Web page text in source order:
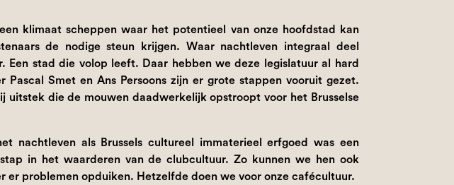
klimaat scheppen waar het potentieel van onze hoofdstad kan
de nodige steun krijgen. Waar nachtleven integraal deel
Een stad die volop leeft. Daar hebben we deze legislatuur al hard
Pascal Smet en Ans Persoons zijn er grote stappen vooruit gezet.
uitstek die de mouwen daadwerkelijk opstroopt voor het Brusselse
nachtleven als Brussels cultureel immaterieel erfgoed was een
in het waarderen van de clubcultuur. Zo kunnen we hen ook
er problemen opduiken. Hetzelfde doen we voor onze cafécultuur.